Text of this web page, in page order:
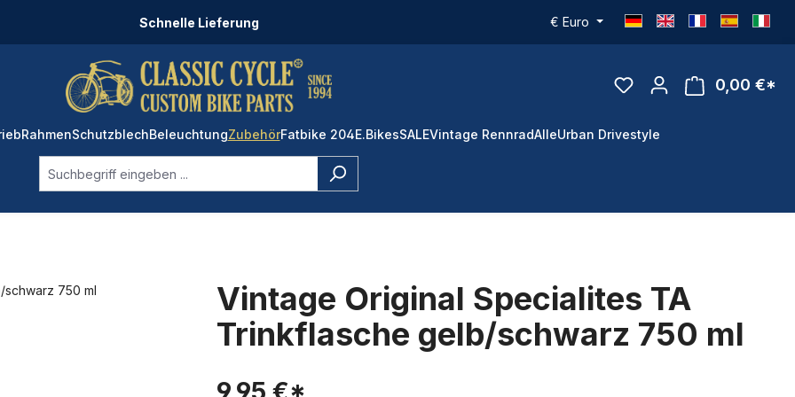
Schnelle Lieferung € Euro
0,00 €*
RahmenSchutzblechBeleuchtungZubehörFatbike 204E.BikesSALEVintage RennradAlleUrban Drivestyle
Vintage Original Specialites TA
Trinkflasche gelb/schwarz 750 ml